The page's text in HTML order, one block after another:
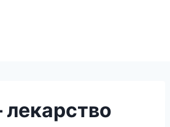
лекарство